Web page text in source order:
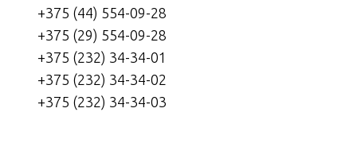
+375 (44) 554-09-28
+375 (29) 554-09-28
+375 (232) 34-34-01
+375 (232) 34-34-02
+375 (232) 34-34-03